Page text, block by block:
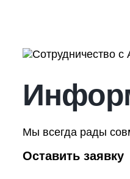
Мы всегда рады
Оставить заявку